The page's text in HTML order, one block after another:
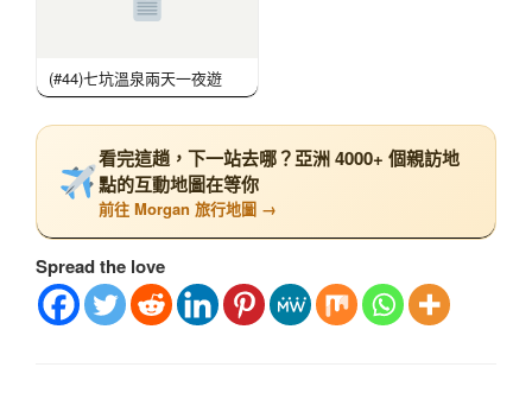
(#44)七坑溫泉兩天一夜遊
看完這趟，下一站去哪？亞洲 4000+ 個親訪地
點的互動地圖在等你
前往 Morgan 旅行地圖 →
Spread the love